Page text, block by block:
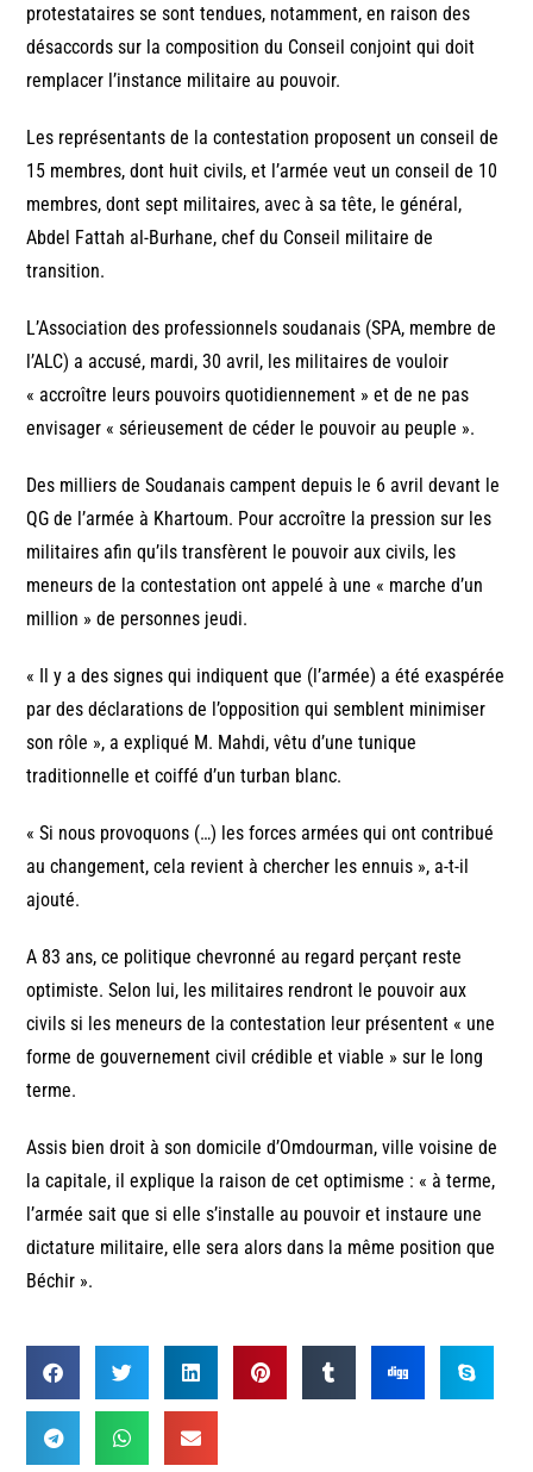
protestataires se sont tendues, notamment, en raison des
désaccords sur la composition du Conseil conjoint qui doit
remplacer l’instance militaire au pouvoir.
Les représentants de la contestation proposent un conseil de
15 membres, dont huit civils, et l’armée veut un conseil de 10
membres, dont sept militaires, avec à sa tête, le général,
Abdel Fattah al-Burhane, chef du Conseil militaire de
transition.
L’Association des professionnels soudanais (SPA, membre de
l’ALC) a accusé, mardi, 30 avril, les militaires de vouloir
« accroître leurs pouvoirs quotidiennement » et de ne pas
envisager « sérieusement de céder le pouvoir au peuple ».
Des milliers de Soudanais campent depuis le 6 avril devant le
QG de l’armée à Khartoum. Pour accroître la pression sur les
militaires afin qu’ils transfèrent le pouvoir aux civils, les
meneurs de la contestation ont appelé à une « marche d’un
million » de personnes jeudi.
« Il y a des signes qui indiquent que (l’armée) a été exaspérée
par des déclarations de l’opposition qui semblent minimiser
son rôle », a expliqué M. Mahdi, vêtu d’une tunique
traditionnelle et coiffé d’un turban blanc.
« Si nous provoquons (…) les forces armées qui ont contribué
au changement, cela revient à chercher les ennuis », a-t-il
ajouté.
A 83 ans, ce politique chevronné au regard perçant reste
optimiste. Selon lui, les militaires rendront le pouvoir aux
civils si les meneurs de la contestation leur présentent « une
forme de gouvernement civil crédible et viable » sur le long
terme.
Assis bien droit à son domicile d’Omdourman, ville voisine de
la capitale, il explique la raison de cet optimisme : « à terme,
l’armée sait que si elle s’installe au pouvoir et instaure une
dictature militaire, elle sera alors dans la même position que
Béchir ».